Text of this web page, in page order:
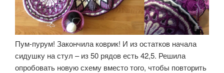
Пум-пурум! Закончила коврик! И из остатков начала
сидушку на стул – из 50 рядов есть 42,5. Решила
опробовать новую схему вместо того, чтобы повторить